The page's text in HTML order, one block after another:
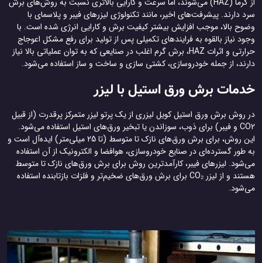
سرد دارند. پیشرفت‌های اخیر، مانند تکنولوژی لیزرهای فیبر و پلاسمای با
وضوح بالا، موجب افزایش بیشتر کیفیت برش و کارایی انرژی شده است. با
وجود نیاز بالقوه به فرایندهای تکمیلی پس از تولید برای رفع مشکل اعوجاج
حرارتی و اثرات HAZ، برش گرم اغلب در صنایعی که به توان عملیاتی بالا نیاز
دارند، از جمله خودروسازی، کشتی سازی و ساخت و ساز استفاده می‌شود.
خدمات برش ورق استیل با لیزر
در روش برش ورق استیل کویل لیزری از یک پرتو لیزر متمرکز پرقدرت (از قبیل
CO2 و فیبر) برای ذوب، سوزاندن یا تبخیر ورق‌های استیل استفاده می‌شود.
این روش، برای برش ورق‌های نازک تا متوسط (تا 25 میلی‌متر) ایده‌آل است و
به طور گسترده‌ای در صنایع خودروسازی، هوافضا و الکترونیک از آن استفاده
می‌شود. لیزرهای فیبر، کارآمدترین روش برای برش ورق‌های نازک تا متوسط
هستند و از لیزر CO₂ برای برش ورق‌های ضخیم‌تر و فلزات بازتابنده استفاده
می‌شود.